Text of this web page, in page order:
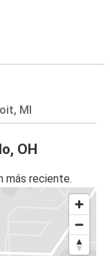
MI
OH
más reciente.